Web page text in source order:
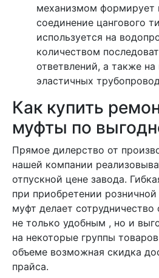
механизмом формирует
соединение цангового
используется на
количеством
ответвлений, а также
эластичных
Как купить
муфты по
Прямое дилерство от
нашей компании
отпускной цене завода.
при приобретении
муфт делает
не только удобным , но и
на некоторые группы
объеме возможная скидка
прайса.